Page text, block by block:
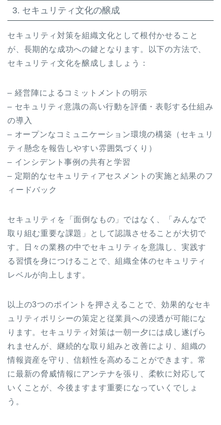
3. セキュリティ文化の醸成
セキュリティ対策を組織文化として根付かせること
が、長期的な成功への鍵となります。以下の方法で、
セキュリティ文化を醸成しましょう：
– 経営陣によるコミットメントの明示
– セキュリティ意識の高い行動を評価・表彰する仕組み
の導入
– オープンなコミュニケーション環境の構築（セキュリ
ティ懸念を報告しやすい雰囲気づくり）
– インシデント事例の共有と学習
– 定期的なセキュリティアセスメントの実施と結果のフ
ィードバック
セキュリティを「面倒なもの」ではなく、「みんなで
取り組む重要な課題」として認識させることが大切で
す。日々の業務の中でセキュリティを意識し、実践す
る習慣を身につけることで、組織全体のセキュリティ
レベルが向上します。
以上の3つのポイントを押さえることで、効果的なセキ
ュリティポリシーの策定と従業員への浸透が可能にな
ります。セキュリティ対策は一朝一夕には成し遂げら
れませんが、継続的な取り組みと改善により、組織の
情報資産を守り、信頼性を高めることができます。常
に最新の脅威情報にアンテナを張り、柔軟に対応して
いくことが、今後ますます重要になっていくでしょ
う。